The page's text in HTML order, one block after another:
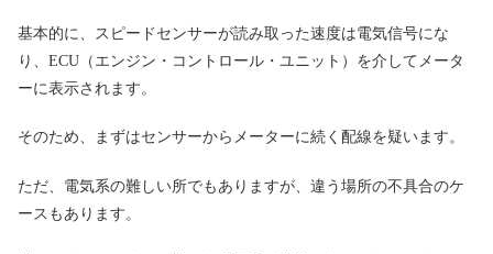
基本的に、スピードセンサーが読み取った速度は電気信号にな
り、ECU（エンジン・コントロール・ユニット）を介してメータ
ーに表示されます。
そのため、まずはセンサーからメーターに続く配線を疑います。
ただ、電気系の難しい所でもありますが、違う場所の不具合のケ
ースもあります。